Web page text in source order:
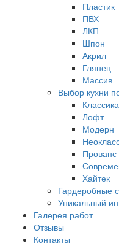
Пластик
ПВХ
ЛКП
Шпон
Акрил
Глянец
Массив
Выбор кухни
Классика
Лофт
Модерн
Прованс
Хайтек
Гардеробные
Уникальный
Галерея работ
Отзывы
Контакты